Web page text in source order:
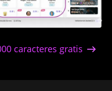
caracteres gratis